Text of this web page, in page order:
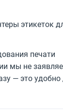
этикеток
печати
мы не
— это удобно